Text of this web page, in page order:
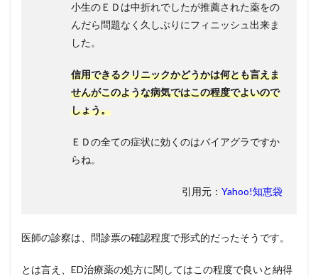
小生のＥＤは中折れでしたが推薦された薬をの
んだら問題なく久しぶりにフィニッシュ出来ま
した。
信用できるクリニックかどうかは何とも言えま
せんがこのような病気ではこの程度でよいので
しょう。
ＥＤの全ての症状に効くのはバイアグラですか
らね。
引用元： Yahoo!知恵袋
医師の診察は、問診票の確認程度で形式的だったそうです。
とは言え、ED治療薬の処方に関してはこの程度で良いと納得